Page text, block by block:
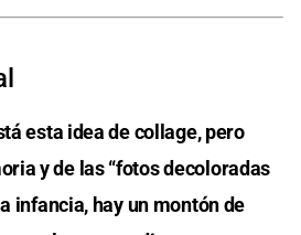
esta idea de collage, pero
y de las “fotos decoloradas
infancia, hay un montón de